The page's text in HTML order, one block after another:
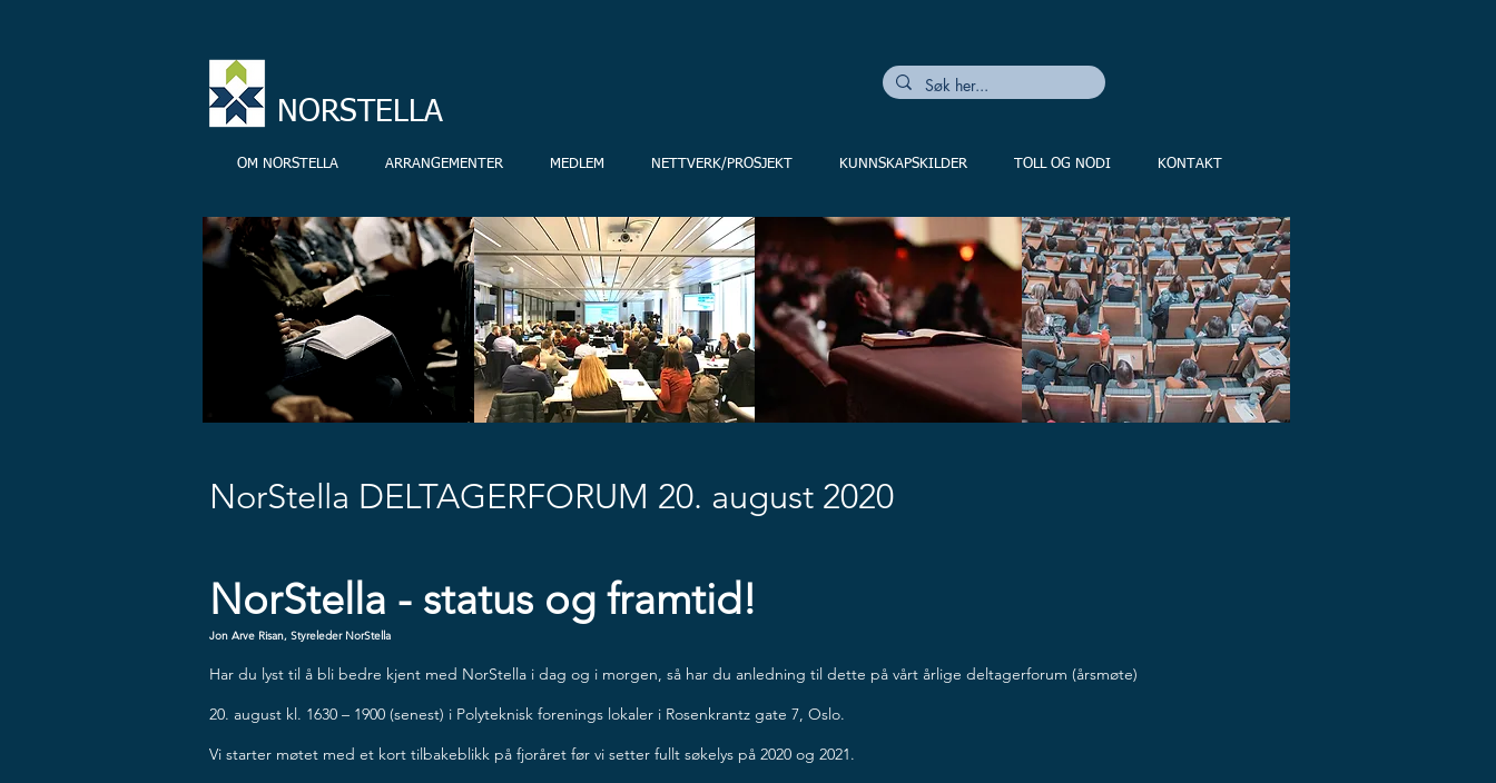
NORSTELLA
OM NORSTELLA ARRANGEMENTER MEDLEM NETTVERK/PROSJEKT KUNNSKAPSKILDER TOLL OG NODI KONTAKT
NorStella DELTAGERFORUM 20. august 2020
NorStella - status og framtid!
Jon Arve Risan, Styreleder NorStella
Har du lyst til å bli bedre kjent med NorStella i dag og i morgen, så har du anledning til dette på vårt årlige deltagerforum (årsmøte)
20. august kl. 1630 – 1900 (senest) i Polyteknisk forenings lokaler i Rosenkrantz gate 7, Oslo.
Vi starter møtet med et kort tilbakeblikk på fjoråret før vi setter fullt søkelys på 2020 og 2021.